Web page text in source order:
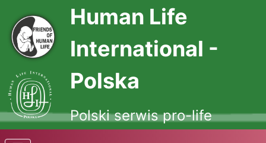
Human Life
International -
Polska
Polski serwis pro-life